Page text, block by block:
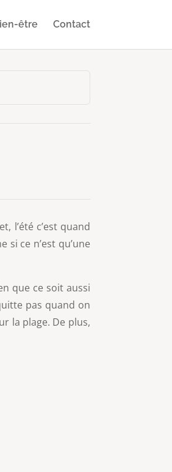
être Contact
l’été c’est quand
ce n’est qu’une
que ce soit aussi
pas quand on
la plage. De plus,